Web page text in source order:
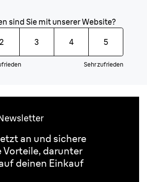
sind Sie mit unserer Website?
2 3 4 5
Sehr zufrieden
an und sichere
Vorteile, darunter
deinen Einkauf